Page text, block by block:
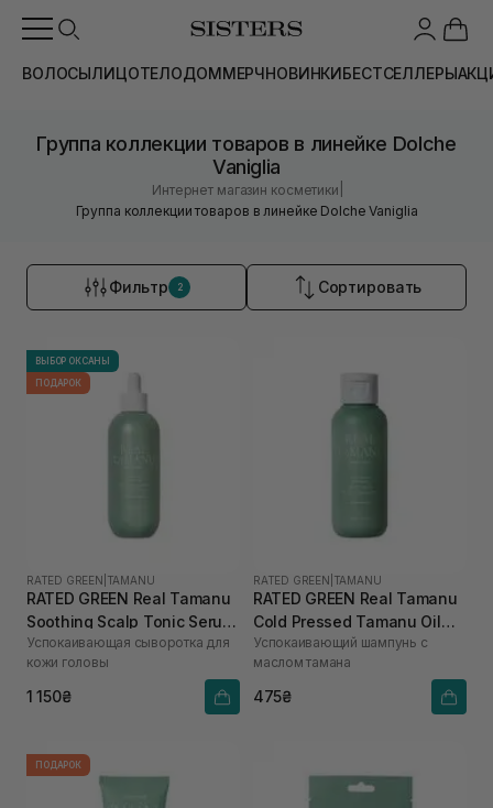
ВОЛОСЫЛИЦОТЕЛОДОММЕРЧНОВИНКИБЕСТСЕЛЛЕРЫ
Группа коллекции товаров в линейке Dolche
Vaniglia
Интернет магазин косметики
Группа коллекции товаров в линейке Dolche Vaniglia
Фильтр 2 Сортировать
ВЫБОР ОКСАНЫ
ПОДАРОК
RATED GREEN TAMANU
RATED GREEN Real Tamanu
Soothing Scalp Tonic Serum
100 мл
Успокаивающая сыворотка для
кожи головы
1 150₴
RATED GREEN TAMANU
RATED GREEN Real Tamanu
Cold Pressed Tamanu Oil
Soothing Scalp Shampoo
100 мл
Успокаивающий шампунь с
маслом тамана
475₴
ПОДАРОК